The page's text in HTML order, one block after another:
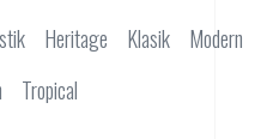
Heritage Klasik
Modern
Tropical